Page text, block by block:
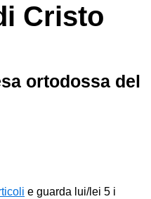
Cristo
ortodossa del
e guarda lui/lei 5 i